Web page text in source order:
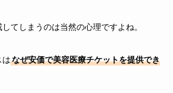
てしまうのは当然の心理ですよね。
はなぜ安価で美容医療チケットを提供でき